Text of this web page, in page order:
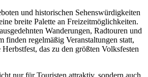
und historischen Sehenswürdigkeiten
breite Palette an Freizeitmöglichkeiten.
Wanderungen, Radtouren und
finden regelmäßig Veranstaltungen statt,
das zu den größten Volksfesten
nur für Touristen attraktiv, sondern auch